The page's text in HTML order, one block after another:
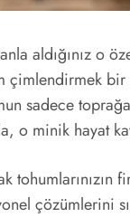
aldığınız o
çimlendirmek bir
sadece
o minik hayat
tohumlarınızın
çözümlerini